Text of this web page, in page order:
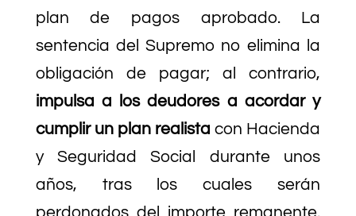
plan de pagos aprobado. La
sentencia del Supremo no elimina la
obligación de pagar; al contrario,
impulsa a los deudores a acordar y
cumplir un plan realista con Hacienda
y Seguridad Social durante unos
años, tras los cuales serán